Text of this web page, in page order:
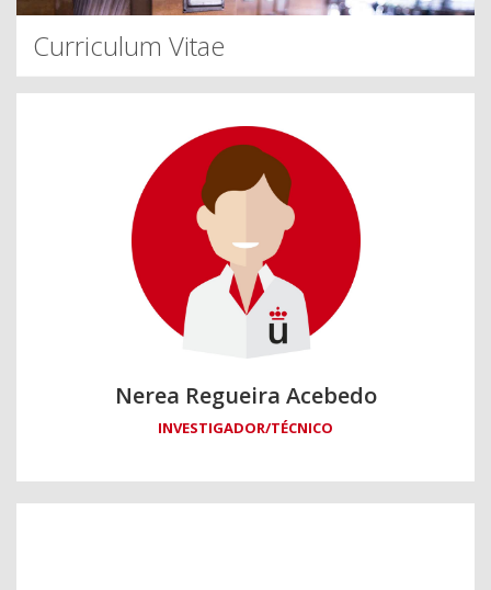
Curriculum Vitae
Nerea Regueira Acebedo
INVESTIGADOR/TÉCNICO